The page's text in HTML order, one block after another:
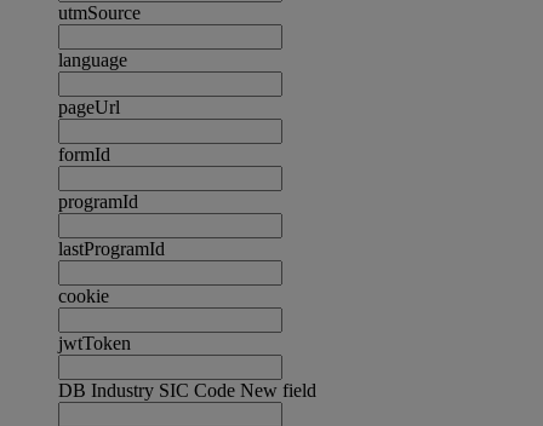
utmSource
language
pageUrl
formId
programId
lastProgramId
cookie
jwtToken
DB Industry SIC Code New field